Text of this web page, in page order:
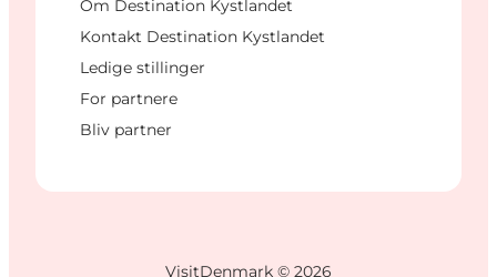
Om Destination Kystlandet
Kontakt Destination Kystlandet
Ledige stillinger
For partnere
Bliv partner
VisitDenmark © 2026